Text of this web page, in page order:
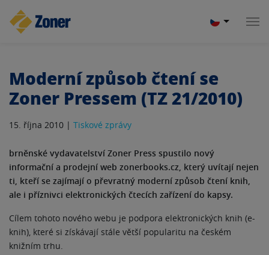
Moderní způsob čtení se
Zoner Pressem (TZ 21/2010)
15. října 2010 | Tiskové zprávy
brněnské vydavatelství Zoner Press spustilo nový
informační a prodejní web zonerbooks.cz, který uvítají nejen
ti, kteří se zajímají o převratný moderní způsob čtení knih,
ale i příznivci elektronických čtecích zařízení do kapsy.
Cílem tohoto nového webu je podpora elektronických knih (e-
knih), které si získávají stále větší popularitu na českém
knižním trhu.